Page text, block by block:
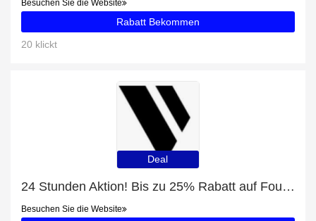
Besuchen Sie die Website
Rabatt Bekommen
20 klickt
Deal
24 Stunden Aktion! Bis zu 25% Rabatt auf Foundation Refill
Besuchen Sie die Website